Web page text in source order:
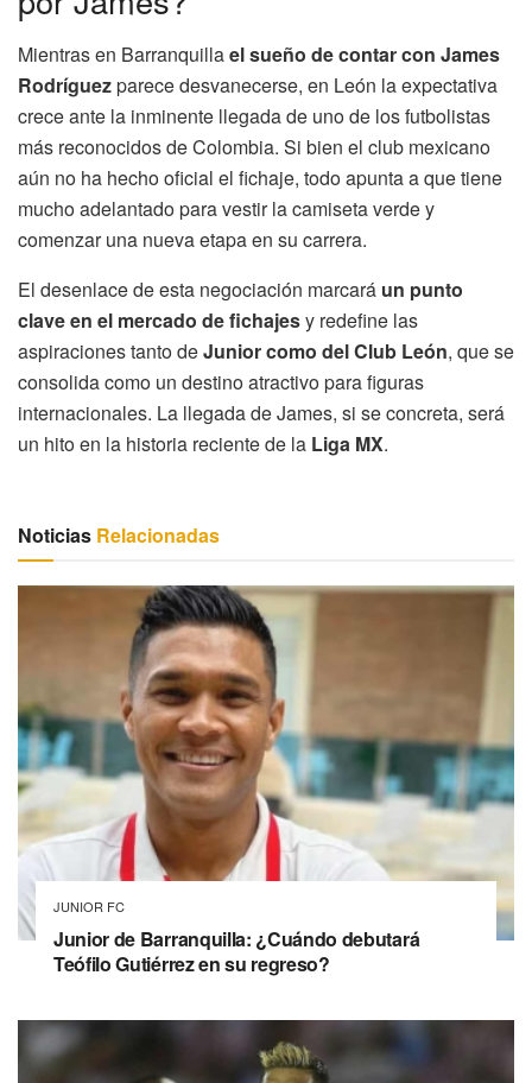
Mientras en Barranquillael sueño de contar con James
Rodríguezparece desvanecerse, en León la expectativa
crece ante la inminente llegada de uno de los futbolistas
más reconocidos de Colombia. Si bien el club mexicano
aún no ha hecho oficial el fichaje, todo apunta a que tiene
mucho adelantado para vestir la camiseta verde y
comenzar una nueva etapa en su carrera.
El desenlace de esta negociación marcará un punto
clave en el mercado de fichajesy redefine las
aspiraciones tanto deJunior como del Club León, que se
consolida como un destino atractivo para figuras
internacionales. La llegada de James, si se concreta, será
un hito en la historia reciente de la Liga MX.
Noticias Relacionadas
JUNIOR FC
Junior de Barranquilla: ¿Cuándo debutará
Teófilo Gutiérrez en su regreso?